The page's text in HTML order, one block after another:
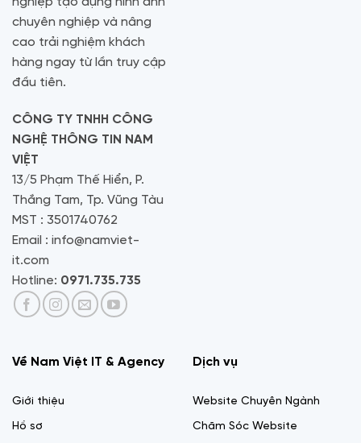
chuyên nghiệp và nâng
cao trải nghiệm khách
hàng ngay từ lần truy cập
đầu tiên.
CÔNG TY TNHH CÔNG
NGHỆ THÔNG TIN NAM
VIỆT
13/5 Phạm Thế Hiển, P.
Thắng Tam, Tp. Vũng Tàu
MST : 3501740762
Email : info@namviet-
it.com
Hotline: 0971.735.735
Về Nam Việt IT & Agency
Giới thiệu
Hồ sơ
Dịch vụ
Website Chuyên Ngành
Chăm Sóc Website